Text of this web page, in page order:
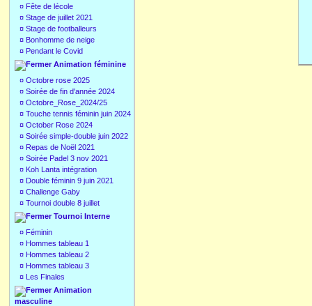
¤ Fête de lécole
¤ Stage de juillet 2021
¤ Stage de footballeurs
¤ Bonhomme de neige
¤ Pendant le Covid
Animation féminine
¤ Octobre rose 2025
¤ Soirée de fin d'année 2024
¤ Octobre_Rose_2024/25
¤ Touche tennis féminin juin 2024
¤ October Rose 2024
¤ Soirée simple-double juin 2022
¤ Repas de Noël 2021
¤ Soirée Padel 3 nov 2021
¤ Koh Lanta intégration
¤ Double féminin 9 juin 2021
¤ Challenge Gaby
¤ Tournoi double 8 juillet
Tournoi Interne
¤ Féminin
¤ Hommes tableau 1
¤ Hommes tableau 2
¤ Hommes tableau 3
¤ Les Finales
Animation
masculine